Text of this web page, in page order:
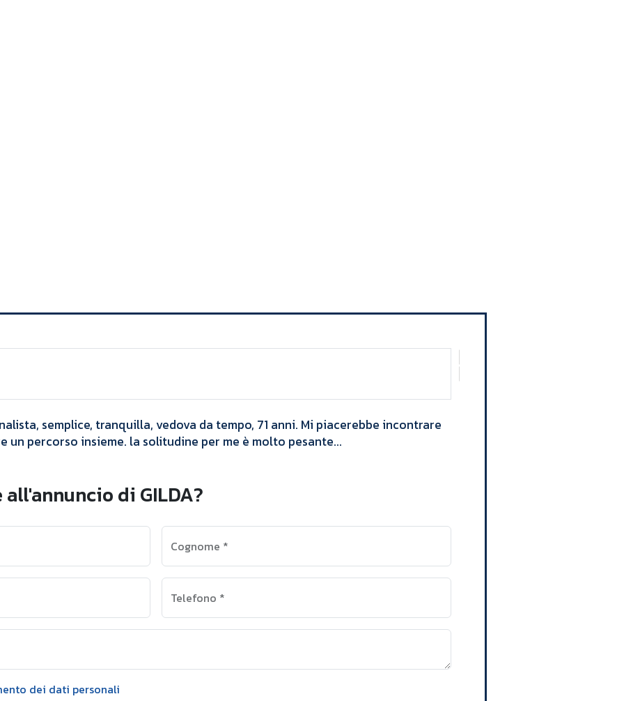
Annunci
GILDA
semplice, tranquilla, vedova da tempo, 71 anni. Mi piacerebbe incontrare
un percorso insieme. la solitudine per me è molto pesante...
di GILDA?
Cognome *
Telefono *
dei dati personali